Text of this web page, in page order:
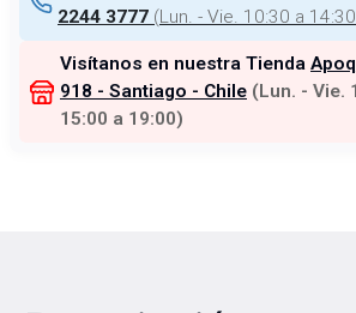
2244 3777 (Lun. - Vie. 10:30 a
Visítanos en nuestra Tienda
918 - Santiago - Chile (Lun. - Vie.
15:00 a 19:00)